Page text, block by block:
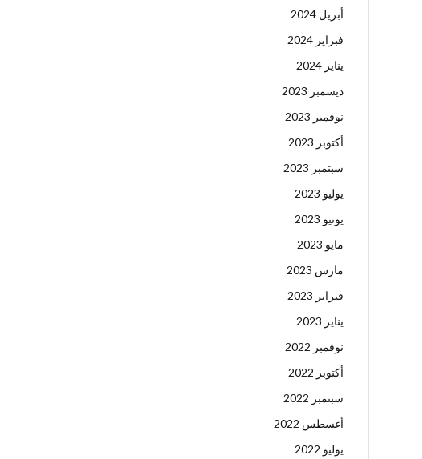
أبريل 2024
فبراير 2024
يناير 2024
ديسمبر 2023
نوفمبر 2023
أكتوبر 2023
سبتمبر 2023
يوليو 2023
يونيو 2023
مايو 2023
مارس 2023
فبراير 2023
يناير 2023
نوفمبر 2022
أكتوبر 2022
سبتمبر 2022
أغسطس 2022
يوليو 2022